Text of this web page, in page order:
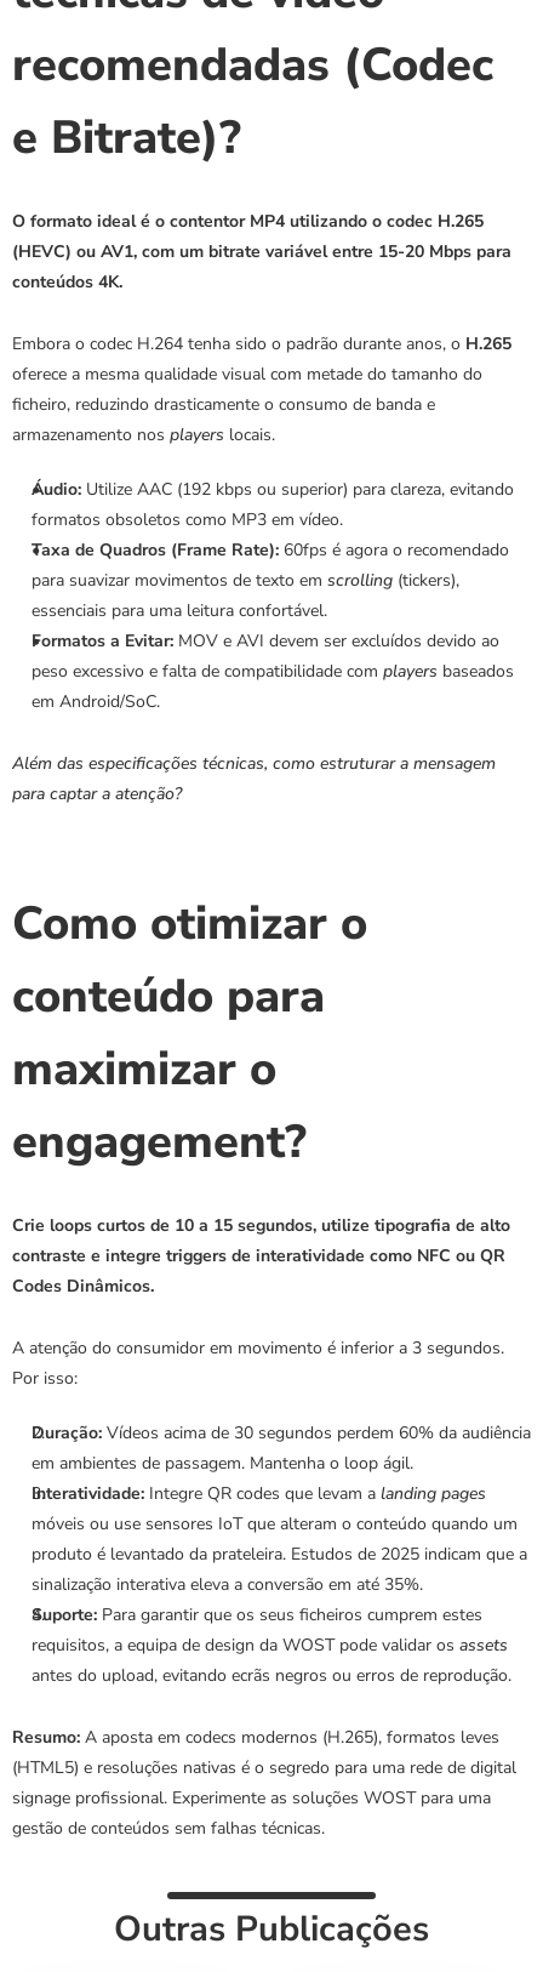
recomendadas (Codec
e Bitrate)?
O formato ideal é o contentor MP4 utilizando o codec H.265
(HEVC) ou AV1, com um bitrate variável entre 15-20 Mbps para
conteúdos 4K.
Embora o codec H.264 tenha sido o padrão durante anos, o H.265
oferece a mesma qualidade visual com metade do tamanho do
ficheiro, reduzindo drasticamente o consumo de banda e
armazenamento nos players locais.
Áudio: Utilize AAC (192 kbps ou superior) para clareza, evitando
formatos obsoletos como MP3 em vídeo.
Taxa de Quadros (Frame Rate): 60fps é agora o recomendado
para suavizar movimentos de texto em scrolling (tickers),
essenciais para uma leitura confortável.
Formatos a Evitar: MOV e AVI devem ser excluídos devido ao
peso excessivo e falta de compatibilidade com players baseados
em Android/SoC.
Além das especificações técnicas, como estruturar a mensagem
para captar a atenção?
Como otimizar o
conteúdo para
maximizar o
engagement?
Crie loops curtos de 10 a 15 segundos, utilize tipografia de alto
contraste e integre triggers de interatividade como NFC ou QR
Codes Dinâmicos.
A atenção do consumidor em movimento é inferior a 3 segundos.
Por isso:
Duração: Vídeos acima de 30 segundos perdem 60% da audiência
em ambientes de passagem. Mantenha o loop ágil.
Interatividade: Integre QR codes que levam a landing pages
móveis ou use sensores IoT que alteram o conteúdo quando um
produto é levantado da prateleira. Estudos de 2025 indicam que a
sinalização interativa eleva a conversão em até 35%.
Suporte: Para garantir que os seus ficheiros cumprem estes
requisitos, a equipa de design da WOST pode validar os assets
antes do upload, evitando ecrãs negros ou erros de reprodução.
Resumo: A aposta em codecs modernos (H.265), formatos leves
(HTML5) e resoluções nativas é o segredo para uma rede de digital
signage profissional. Experimente as soluções WOST para uma
gestão de conteúdos sem falhas técnicas.
Outras Publicações